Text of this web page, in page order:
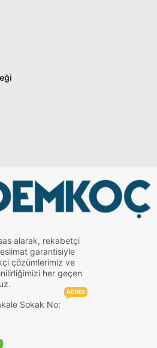
alarak, rekabetçi
garantisiyle
çözümlerimiz ve
her geçen
Sokak No:
ADRES